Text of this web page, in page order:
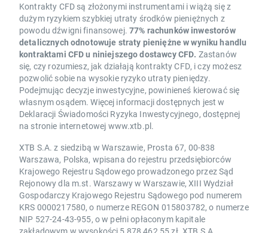
Kontrakty CFD są złożonymi instrumentami i wiążą się z
dużym ryzykiem szybkiej utraty środków pieniężnych z
powodu dźwigni finansowej. 77% rachunków inwestorów
detalicznych odnotowuje straty pieniężne w wyniku handlu
kontraktami CFD u niniejszego dostawcy CFD. Zastanów
się, czy rozumiesz, jak działają kontrakty CFD, i czy możesz
pozwolić sobie na wysokie ryzyko utraty pieniędzy.
Podejmując decyzje inwestycyjne, powinieneś kierować się
własnym osądem. Więcej informacji dostępnych jest w
Deklaracji Świadomości Ryzyka Inwestycyjnego, dostępnej
na stronie internetowej www.xtb.pl.
XTB S.A. z siedzibą w Warszawie, Prosta 67, 00-838
Warszawa, Polska, wpisana do rejestru przedsiębiorców
Krajowego Rejestru Sądowego prowadzonego przez Sąd
Rejonowy dla m.st. Warszawy w Warszawie, XIII Wydział
Gospodarczy Krajowego Rejestru Sądowego pod numerem
KRS 0000217580, o numerze REGON 015803782, o numerze
NIP 527-24-43-955, o w pełni opłaconym kapitale